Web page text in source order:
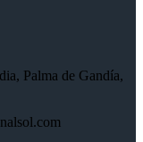
Palma de Gandía,